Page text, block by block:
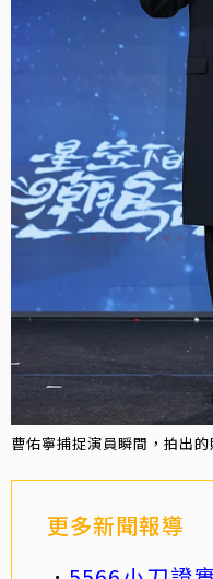
曹佑寧捕捉演員瞬間，拍出
更多新聞報導